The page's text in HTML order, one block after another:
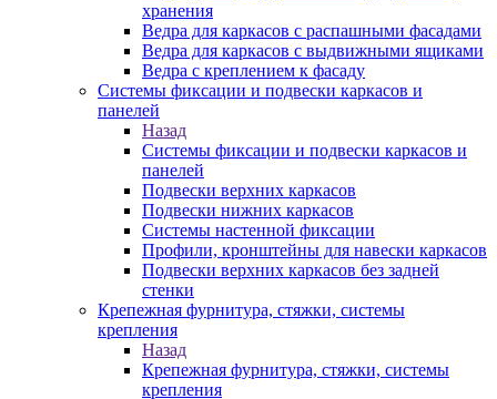
хранения
Ведра для каркасов с распашными фасадами
Ведра для каркасов с выдвижными ящиками
Ведра с креплением к фасаду
Системы фиксации и подвески каркасов и
панелей
Назад
Системы фиксации и подвески каркасов и
панелей
Подвески верхних каркасов
Подвески нижних каркасов
Системы настенной фиксации
Профили, кронштейны для навески каркасов
Подвески верхних каркасов без задней
стенки
Крепежная фурнитура, стяжки, системы
крепления
Назад
Крепежная фурнитура, стяжки, системы
крепления